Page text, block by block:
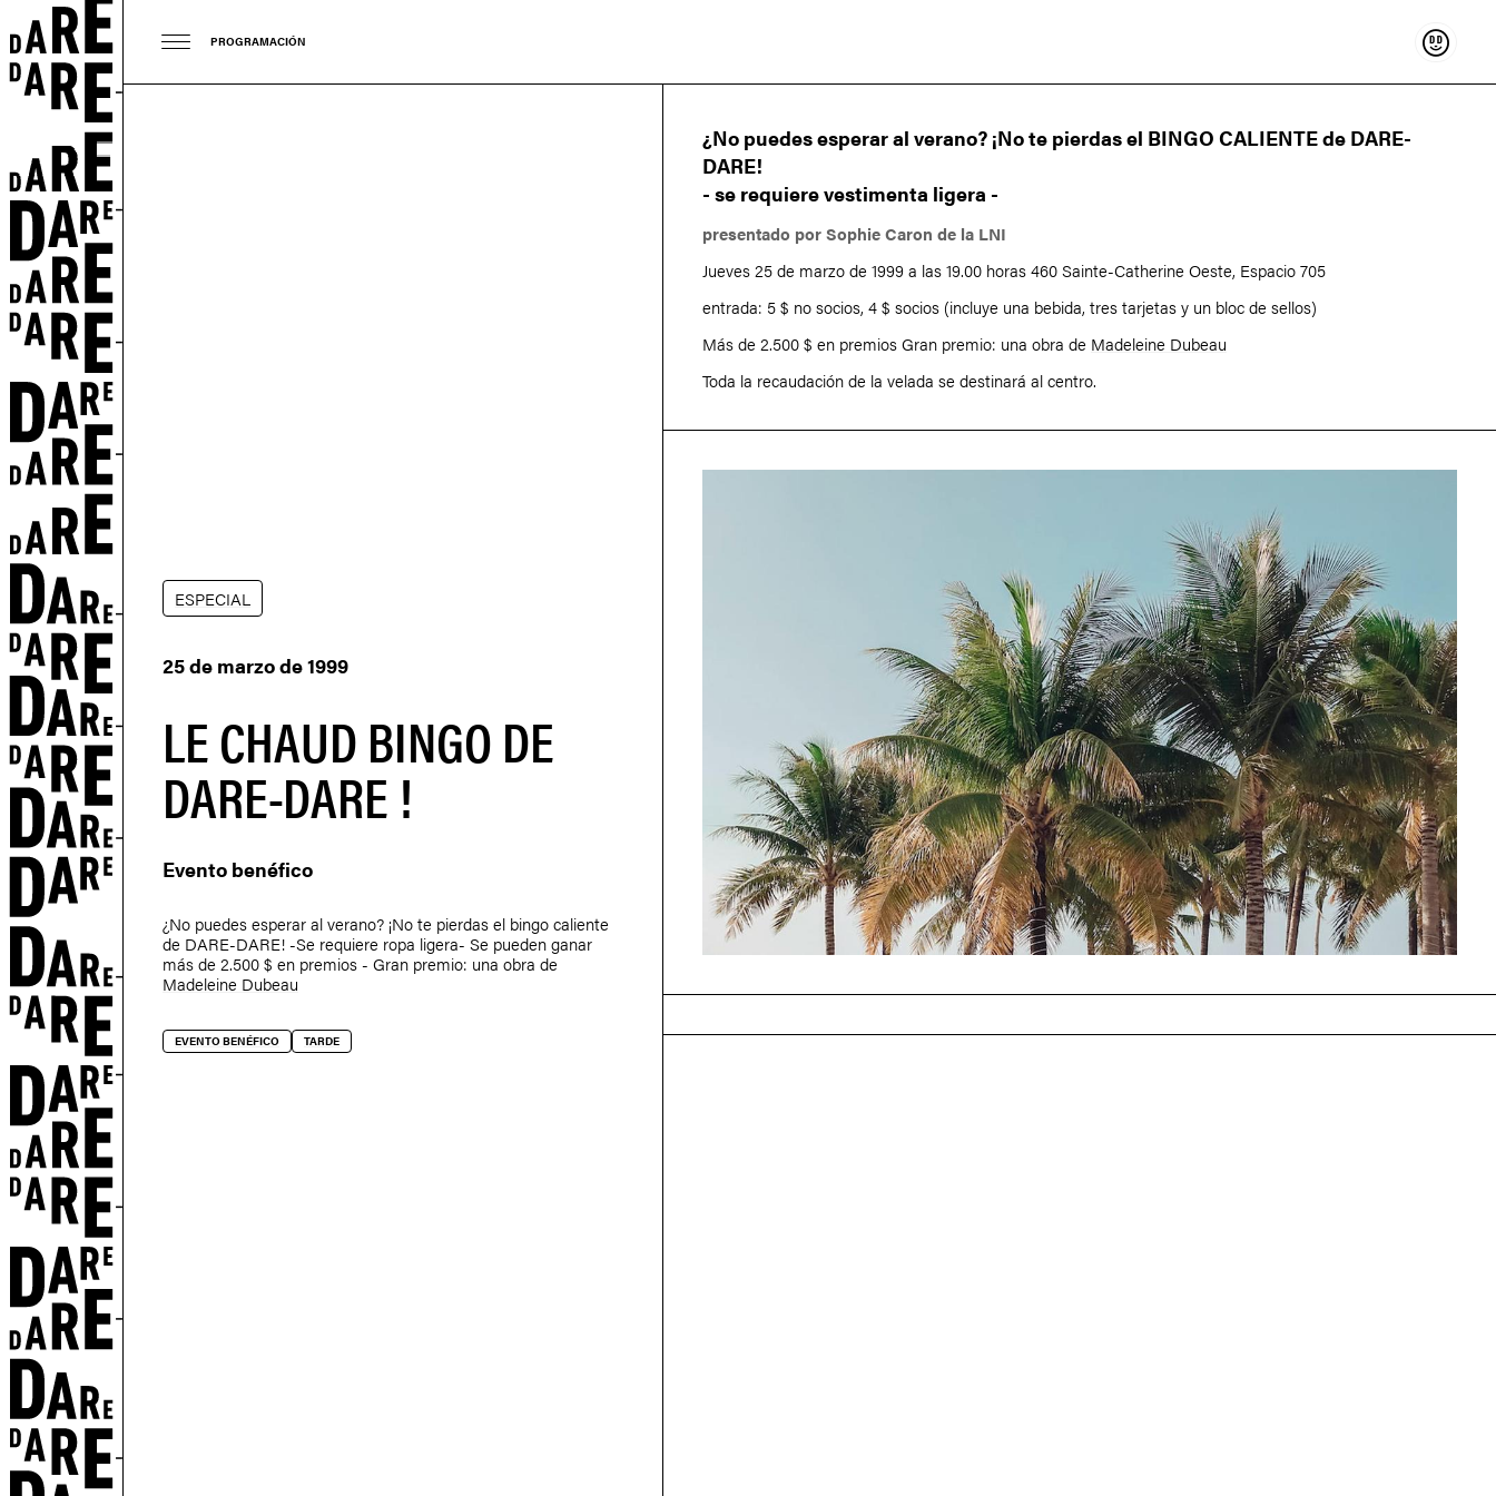
Sostenir
ES
PROGRAMACIÓN
ESPECIAL
25 de marzo de 1999
LE CHAUD BINGO DE
DARE-DARE !
Evento benéfico
¿No puedes esperar al verano? ¡No te pierdas el bingo caliente
de DARE-DARE! -Se requiere ropa ligera- Se pueden ganar
más de 2.500 $ en premios - Gran premio: una obra de
Madeleine Dubeau
EVENTO BENÉFICO TARDE
¿No puedes esperar al verano? ¡No te pierdas el BINGO CALIENTE de DARE-
DARE!
- se requiere vestimenta ligera -
presentado por Sophie Caron de la LNI
Jueves 25 de marzo de 1999 a las 19.00 horas 460 Sainte-Catherine Oeste, Espacio 705
entrada: 5 $ no socios, 4 $ socios (incluye una bebida, tres tarjetas y un bloc de sellos)
Más de 2.500 $ en premios Gran premio: una obra de Madeleine Dubeau
Toda la recaudación de la velada se destinará al centro.